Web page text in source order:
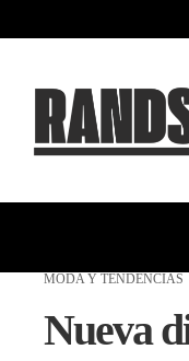
MODA Y TENDENCIAS
Nueva